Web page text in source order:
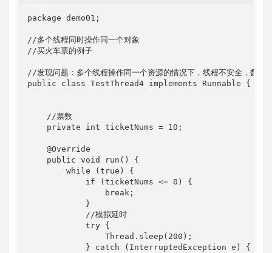
package demo01;
//多个线程同时操作同一个对象
//买火车票的例子
//发现问题：多个线程操作同一个资源的情况下，线程不安全，数据
public class TestThread4 implements Runnable {
    //票数
    private int ticketNums = 10;
    @Override
    public void run() {
        while (true) {
            if (ticketNums <= 0) {
                break;
            }
            //模拟延时
            try {
                Thread.sleep(200);
            } catch (InterruptedException e) {